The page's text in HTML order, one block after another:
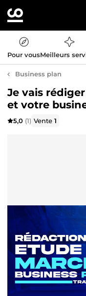
Pour vousMeilleurs
Business plan
Je vais
et votre
5,0 (1) Vente1